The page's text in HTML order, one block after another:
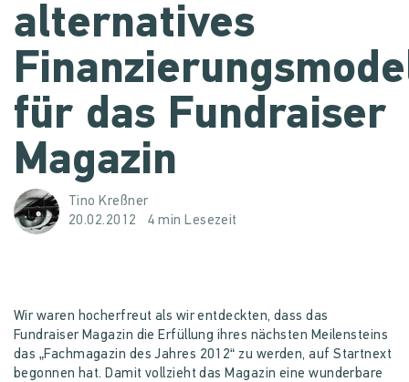
alternatives
für das Fundraiser
Magazin
Tino Kreßner
20.02.2012
4 min Lesezeit
Wir waren hocherfreut als wir entdeckten, dass das
Fundraiser Magazin die Erfüllung ihres nächsten Meilensteins
das „Fachmagazin des Jahres 2012“ zu werden, auf Startnext
begonnen hat. Damit vollzieht das Magazin eine wunderbare